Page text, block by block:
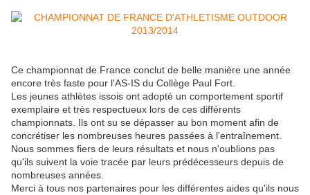
Ce championnat de France conclut de belle manière une année
encore très faste pour l'AS-IS du Collège Paul Fort.
Les jeunes athlètes issois ont adopté un comportement sportif
exemplaire et très respectueux lors de ces différents
championnats. Ils ont su se dépasser au bon moment afin de
concrétiser les nombreuses heures passées à l'entraînement.
Nous sommes fiers de leurs résultats et nous n'oublions pas
qu'ils suivent la voie tracée par leurs prédécesseurs depuis de
nombreuses années.
Merci à tous nos partenaires pour les différentes aides qu'ils nous